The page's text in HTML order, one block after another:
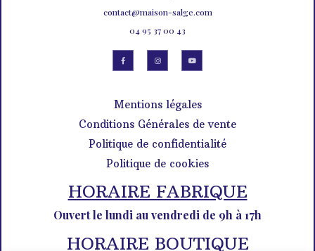
contact@maison-salge.com
04 95 37 00 43
Mentions légales
Conditions Générales de vente
Politique de confidentialité
Politique de cookies
HORAIRE FABRIQUE
Ouvert le lundi au vendredi de 9h à 17h
HORAIRE BOUTIQUE